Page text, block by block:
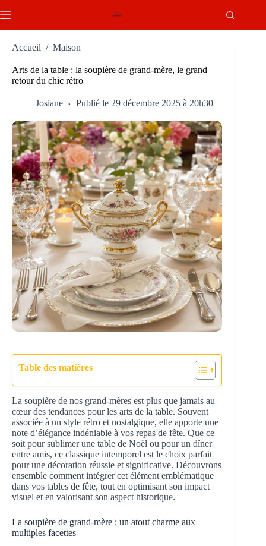
au
Accueil / Maison
Arts de la table : la soupière de grand-mère, le grand
retour du chic rétro
Josiane Publié le 29 décembre 2025 à 20h30
Table des matières
La soupière de nos grand-mères est plus que jamais au
cœur des tendances pour les arts de la table. Souvent
associée à un style rétro et nostalgique, elle apporte une
note d’élégance indéniable à vos repas de fête. Que ce
soit pour sublimer une table de Noël ou pour un dîner
entre amis, ce classique intemporel est le choix parfait
pour une décoration réussie et significative. Découvrons
ensemble comment intégrer cet élément emblématique
dans vos tables de fête, tout en optimisant son impact
visuel et en valorisant son aspect historique.
La soupière de grand-mère : un atout charme aux
multiples facettes